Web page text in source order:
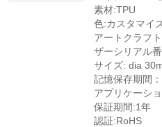
素材:TPU
色:カスタマイ
アートクラフ
ザーシリアル
サイズ: dia
記憶保存期間
アプリケーシ
保証期間:1年
認証:RoHS